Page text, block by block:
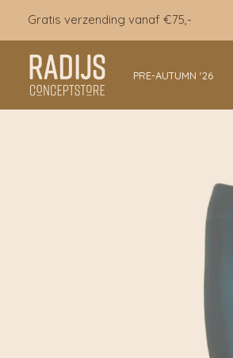
inhoud
Gratis verzending vanaf €75,-
PRE-AUTUMN ‘26